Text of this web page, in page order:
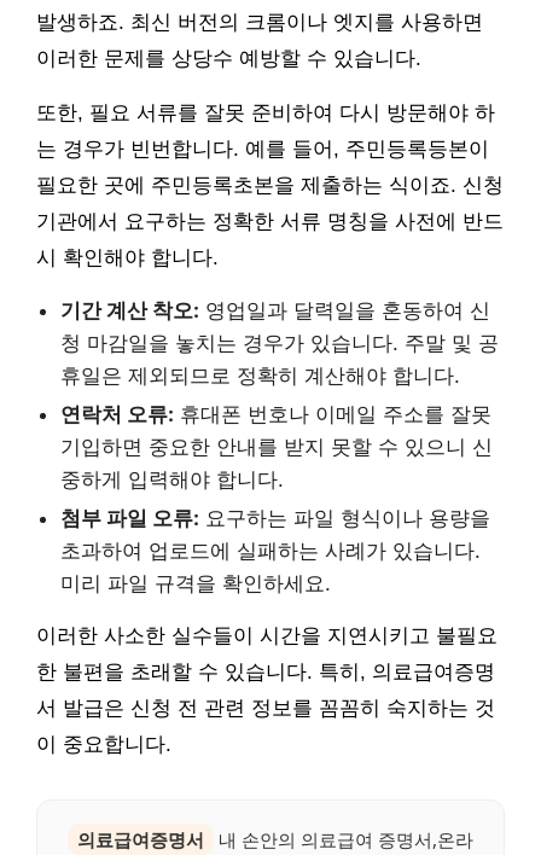
발생하죠. 최신 버전의 크롬이나 엣지를 사용하면
이러한 문제를 상당수 예방할 수 있습니다.
또한, 필요 서류를 잘못 준비하여 다시 방문해야 하
는 경우가 빈번합니다. 예를 들어, 주민등록등본이
필요한 곳에 주민등록초본을 제출하는 식이죠. 신청
기관에서 요구하는 정확한 서류 명칭을 사전에 반드
시 확인해야 합니다.
기간 계산 착오: 영업일과 달력일을 혼동하여 신
청 마감일을 놓치는 경우가 있습니다. 주말 및 공
휴일은 제외되므로 정확히 계산해야 합니다.
연락처 오류: 휴대폰 번호나 이메일 주소를 잘못
기입하면 중요한 안내를 받지 못할 수 있으니 신
중하게 입력해야 합니다.
첨부 파일 오류: 요구하는 파일 형식이나 용량을
초과하여 업로드에 실패하는 사례가 있습니다.
미리 파일 규격을 확인하세요.
이러한 사소한 실수들이 시간을 지연시키고 불필요
한 불편을 초래할 수 있습니다. 특히, 의료급여증명
서 발급은 신청 전 관련 정보를 꼼꼼히 숙지하는 것
이 중요합니다.
의료급여증명서
내 손안의 의료급여 증명서,온라